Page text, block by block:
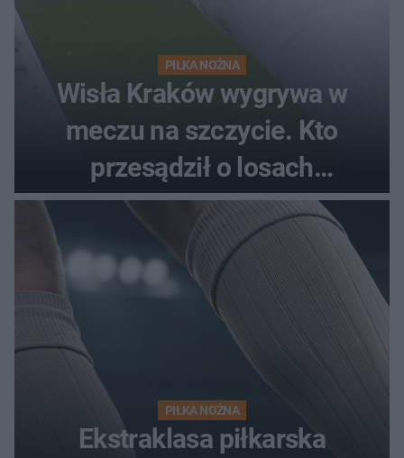
PIŁKA NOŻNA
Wisła Kraków wygrywa w
meczu na szczycie. Kto
przesądził o losach
spotkania?
PIŁKA NOŻNA
Ekstraklasa piłkarska